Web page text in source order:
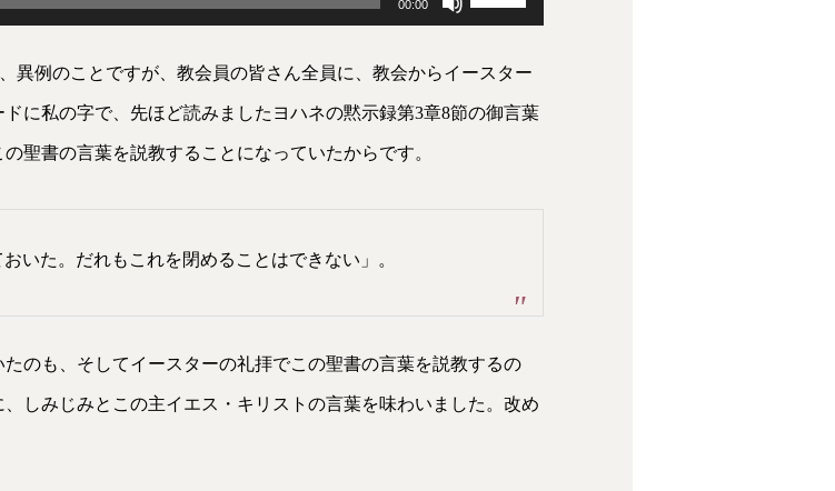
00:00
ュ
ー
上
下
異例のことですが、教会員の皆さん全員に、教会からイースター
に私の字で、先ほど読みましたヨハネの黙示録第3章8節の御言葉
聖書の言葉を説教することになっていたからです。
いた。だれもこれを閉めることはできない」。
のも、そしてイースターの礼拝でこの聖書の言葉を説教するの
しみじみとこの主イエス・キリストの言葉を味わいました。改め